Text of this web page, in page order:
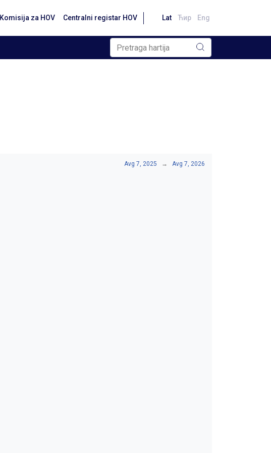
Komisija za HOV Centralni registar HOV Lat Ћир Eng
Avg 7, 2025 → Avg 7, 2026